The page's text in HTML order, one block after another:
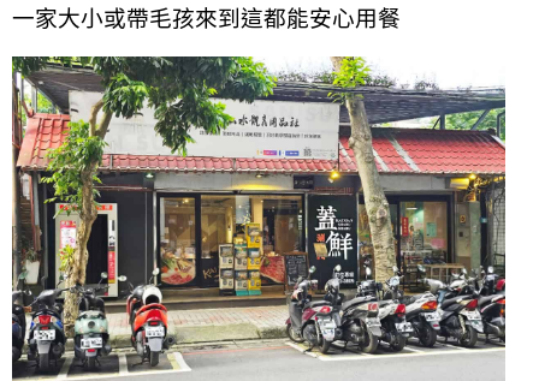
一家大小或帶毛孩來到這都能安心用餐